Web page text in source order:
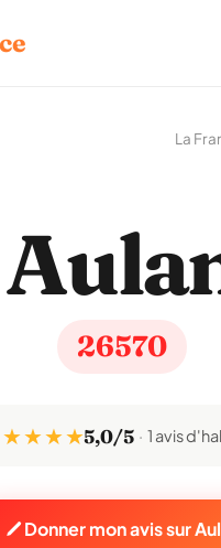
La
26570
★ ★ ★5,0/5 1 avis
Donner mon avis sur